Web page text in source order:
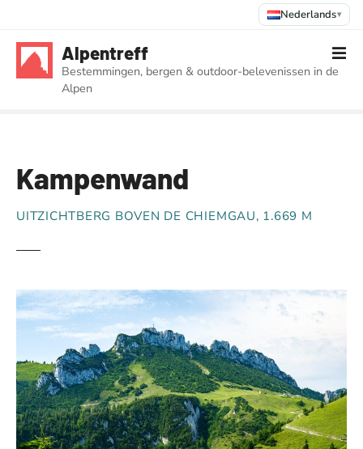
Nederlands▾
Alpentreff
Bestemmingen, bergen & outdoor-belevenissen in de
Alpen
Kampenwand
UITZICHTBERG BOVEN DE CHIEMGAU, 1.669 M